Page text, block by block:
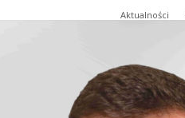
Aktualności